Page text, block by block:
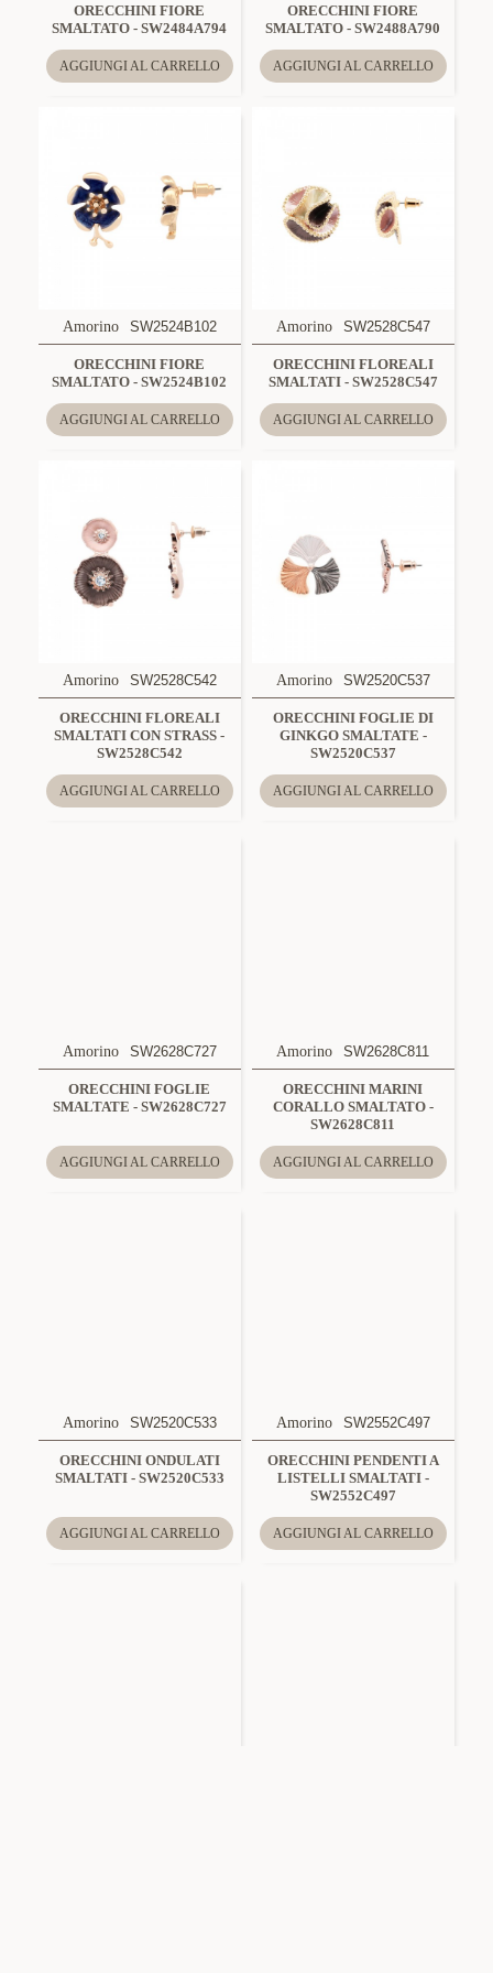
ORECCHINI FIORE
SMALTATO - SW2484A794
AGGIUNGI AL CARRELLO
ORECCHINI FIORE
SMALTATO - SW2488A790
AGGIUNGI AL CARRELLO
Amorino SW2524B102
ORECCHINI FIORE
SMALTATO - SW2524B102
AGGIUNGI AL CARRELLO
Amorino SW2528C547
ORECCHINI FLOREALI
SMALTATI - SW2528C547
AGGIUNGI AL CARRELLO
Amorino SW2528C542
ORECCHINI FLOREALI
SMALTATI CON STRASS -
SW2528C542
AGGIUNGI AL CARRELLO
Amorino SW2520C537
ORECCHINI FOGLIE DI
GINKGO SMALTATE -
SW2520C537
AGGIUNGI AL CARRELLO
Amorino SW2628C727
ORECCHINI FOGLIE
SMALTATE - SW2628C727
AGGIUNGI AL CARRELLO
Amorino SW2628C811
ORECCHINI MARINI
CORALLO SMALTATO -
SW2628C811
AGGIUNGI AL CARRELLO
Amorino SW2520C533
ORECCHINI ONDULATI
SMALTATI - SW2520C533
AGGIUNGI AL CARRELLO
Amorino SW2552C497
ORECCHINI PENDENTI A
LISTELLI SMALTATI -
SW2552C497
AGGIUNGI AL CARRELLO